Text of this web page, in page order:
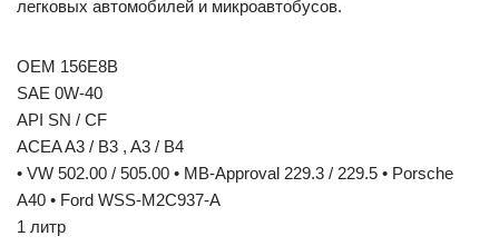
легковых автомобилей и микроавтобусов.
OEM 156E8B
SAE 0W-40
API SN / CF
ACEA A3 / B3 , A3 / B4
• VW 502.00 / 505.00 • MB-Approval 229.3 / 229.5 • Porsche
A40 • Ford WSS-M2C937-A
1 литр